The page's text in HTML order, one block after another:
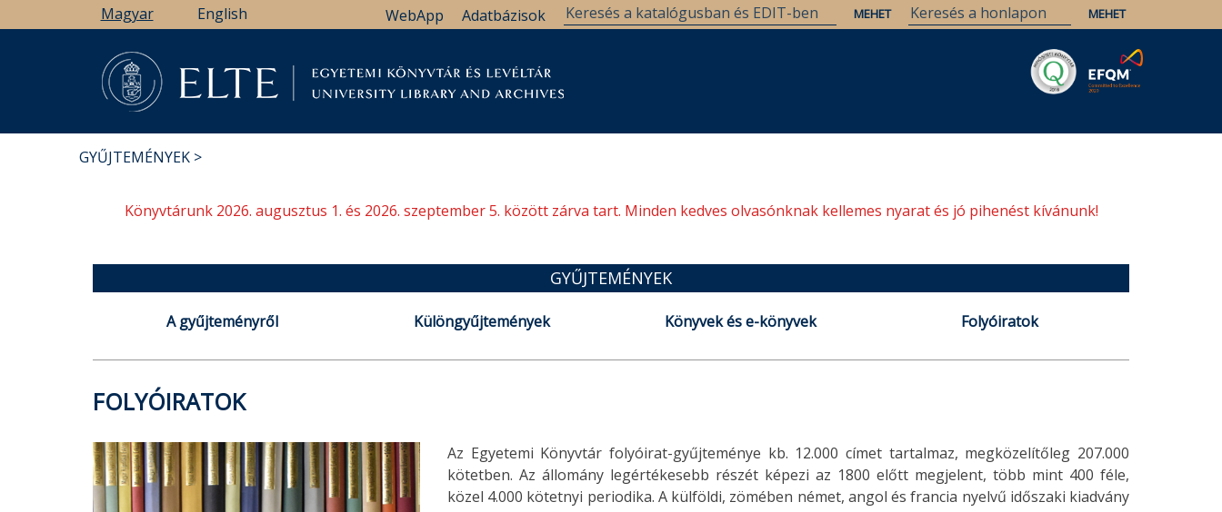
a
Magyar English Adatbázisok
WebApp
GYŰJTEMÉNYEK
Könyvtárunk 2026. augusztus 1. és 2026. szeptember 5. között zárva tart. Minden kedves olvasónknak kellemes nyarat és jó pihenést kívánunk!
GYŰJTEMÉNYEK
A gyűjteményről Különgyűjtemények Könyvek és e-könyvek Folyóiratok
FOLYÓIRATOK
Az Egyetemi Könyvtár folyóirat-gyűjteménye kb. 12.000 címet tartalmaz, megközelítőleg 207.000
kötetben. Az állomány legértékesebb részét képezi az 1800 előtt megjelent, több mint 400 féle,
közel 4.000 kötetnyi periodika. A külföldi, zömében német, angol és francia nyelvű időszaki kiadvány